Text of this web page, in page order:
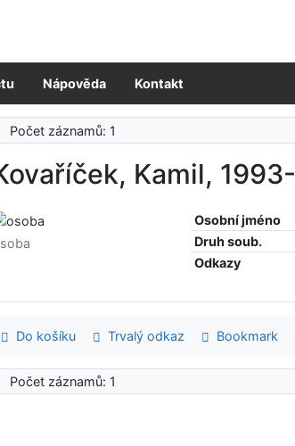
Nápověda Kontakt
Počet záznamů: 1
Kamil, 1993-
Osobní jméno
Druh soub.
Odkazy
Do košíku Trvalý odkaz Bookmark
Počet záznamů: 1